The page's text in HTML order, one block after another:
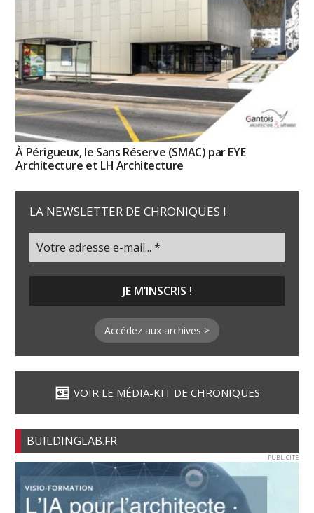
À Périgueux, le Sans Réserve (SMAC) par EYE
Architecture et LH Architecture
LA NEWSLETTER DE CHRONIQUES !
Accédez aux archives >
VOIR LE MÉDIA-KIT DE CHRONIQUES
BUILDINGLAB.FR
PUBLICITE